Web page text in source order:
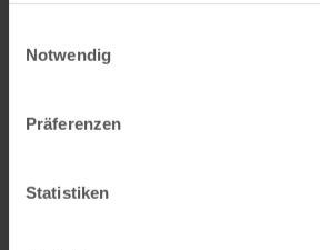
Notwendig
Präferenzen
Statistiken